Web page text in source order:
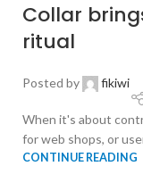
Collar
ritual
Posted by fikiwi
When it's about
for web shops, or
CONTINUE READING